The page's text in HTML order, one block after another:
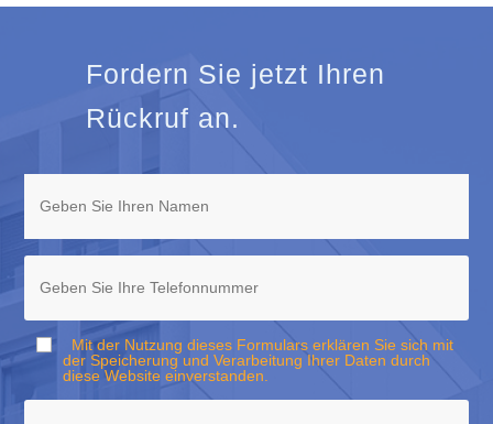
Fordern Sie jetzt Ihren
Rückruf an.
Mit der Nutzung dieses Formulars erklären Sie sich mit
der Speicherung und Verarbeitung Ihrer Daten durch
diese Website einverstanden.